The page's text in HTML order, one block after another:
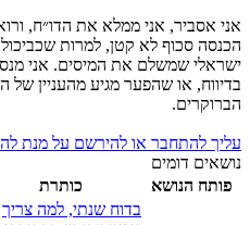
אני אסביר, אני ממלא את הדו״ח,
הכנסה סכוף לא קטן, למרות
ישראלי שמשלם את המיסים. אני
בדיווח, או שהפער מגיע מהעניין
הברוקרים.
עליך להתחבר או להירשם על מנת
נושאים דומים
פותח הנושא
כותרת
בדוח שנתי, למה צריך